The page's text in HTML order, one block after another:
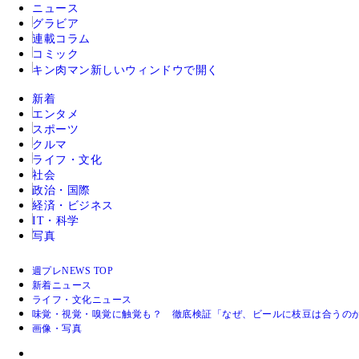
ニュース
グラビア
連載コラム
コミック
キン肉マン 新しいウィンドウで開く
新着
エンタメ
スポーツ
クルマ
ライフ・文化
社会
政治・国際
経済・ビジネス
IT・科学
写真
週プレNEWS TOP
新着ニュース
ライフ・文化ニュース
味覚・視覚・嗅覚に触覚も？ 徹底検証「なぜ、ビールに枝豆は合うのか
画像・写真